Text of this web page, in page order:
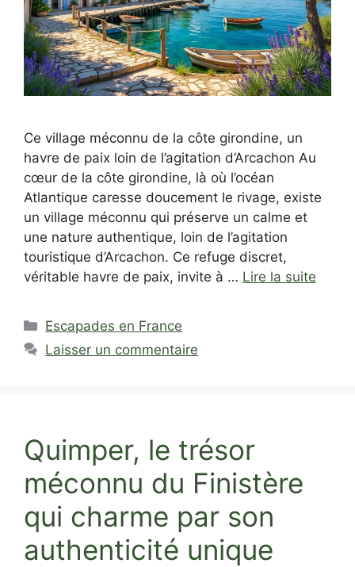
Ce village méconnu de la côte girondine, un
havre de paix loin de l’agitation d’Arcachon Au
cœur de la côte girondine, là où l’océan
Atlantique caresse doucement le rivage, existe
un village méconnu qui préserve un calme et
une nature authentique, loin de l’agitation
touristique d’Arcachon. Ce refuge discret,
véritable havre de paix, invite à … Lire la suite
Catégories
Escapades en France
Laisser un commentaire
Quimper, le trésor
méconnu du Finistère
qui charme par son
authenticité unique